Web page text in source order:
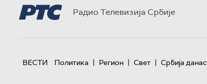
Радио Телевизија Србије
ВЕСТИ Политика | Регион | Свет | Србија данас